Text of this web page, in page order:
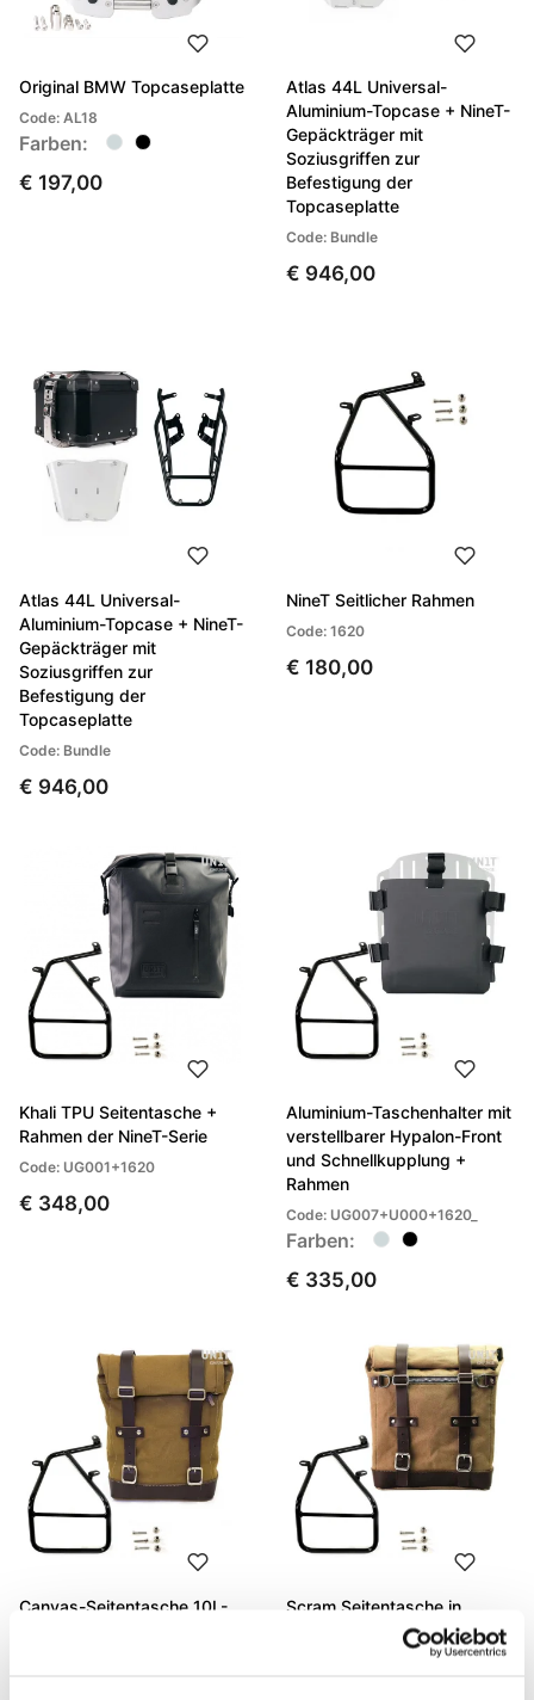
Original BMW Topcaseplatte
Code: AL18
Farben:
€ 197,00
Atlas 44L Universal-
Aluminium-Topcase + NineT-
Gepäckträger mit
Soziusgriffen zur
Befestigung der
Topcaseplatte
Code: Bundle
€ 946,00
Atlas 44L Universal-
Aluminium-Topcase + NineT-
Gepäckträger mit
Soziusgriffen zur
Befestigung der
Topcaseplatte
Code: Bundle
€ 946,00
NineT Seitlicher Rahmen
Code: 1620
€ 180,00
Khali TPU Seitentasche +
Rahmen der NineT-Serie
Code: UG001+1620
€ 348,00
Aluminium-Taschenhalter mit
verstellbarer Hypalon-Front
und Schnellkupplung +
Rahmen
Code: UG007+U000+1620_
Farben:
€ 335,00
Canvas-Seitentasche 10L-
Scram Seitentasche in
Canvas 22L-30L +
Hilfsrahmen der NineT-Serie